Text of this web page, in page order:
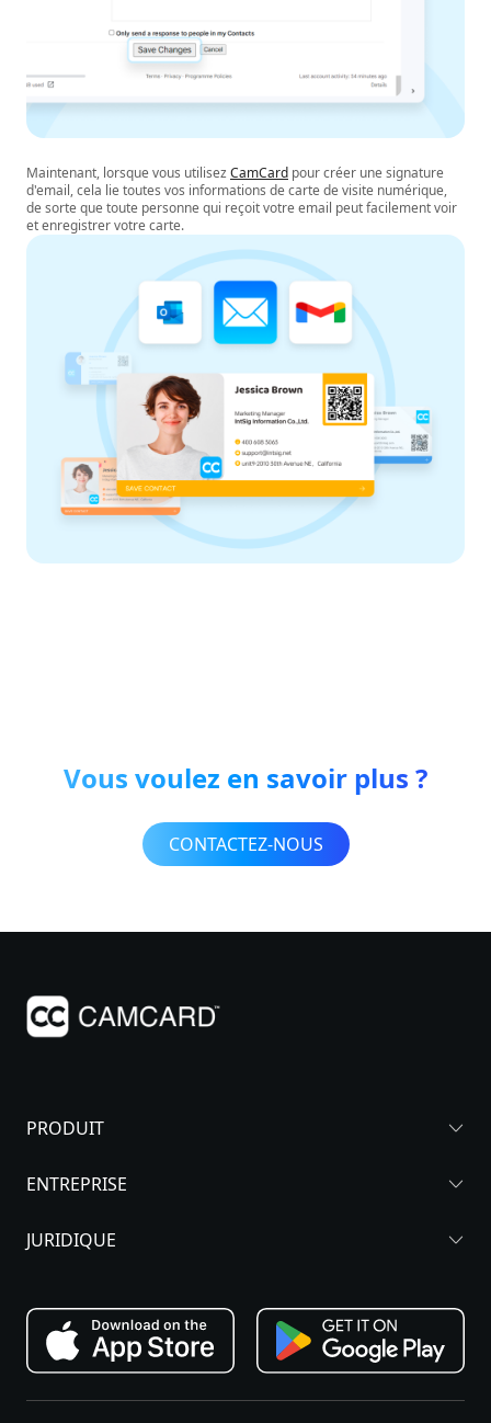
Maintenant, lorsque vous utilisezCamCard pour créer une signature
d'email, cela lie toutes vos informations de carte de visite numérique,
de sorte que toute personne qui reçoit votre email peut facilement voir
et enregistrer votre carte.
Vous voulez en savoir plus ?
CONTACTEZ-NOUS
PRODUIT
ENTREPRISE
JURIDIQUE